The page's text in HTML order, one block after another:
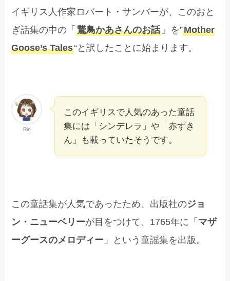
イギリス人作家ロバート・サンバーが、このおと
ぎ話集の中の「鵞鳥かあさんのお話 」を”Mother
Goose’s Tales“と訳したことに始まります。
Rin
このイギリスで人気のあった童話
集には「シンデレラ」や「赤ずき
ん」も載っていたそうです。
この童話集が人気であったため、出版社のジョ
ン・ニューベリーが目をつけて、1765年に「 マザ
ーグースのメロディー 」という童謡集を出版。